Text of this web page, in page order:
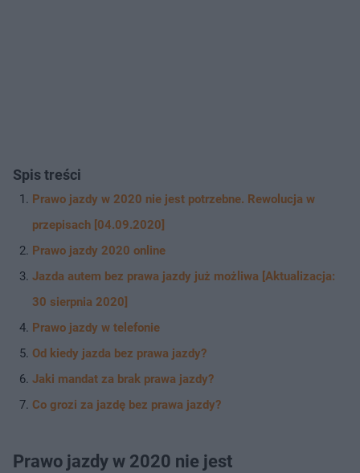
Spis treści
Prawo jazdy w 2020 nie jest potrzebne. Rewolucja w
przepisach [04.09.2020]
Prawo jazdy 2020 online
Jazda autem bez prawa jazdy już możliwa [Aktualizacja:
30 sierpnia 2020]
Prawo jazdy w telefonie
Od kiedy jazda bez prawa jazdy?
Jaki mandat za brak prawa jazdy?
Co grozi za jazdę bez prawa jazdy?
Prawo jazdy w 2020 nie jest